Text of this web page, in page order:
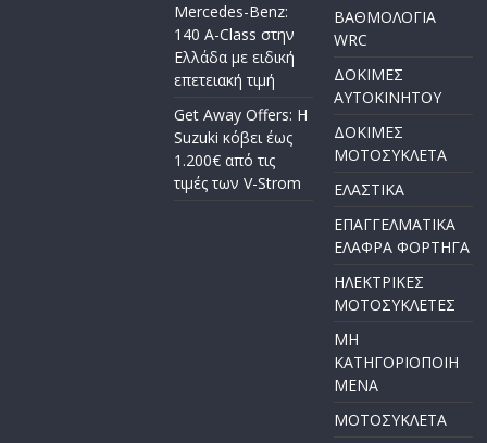
Mercedes-Benz:
140 A-Class στην
Ελλάδα με ειδική
επετειακή τιμή
Get Away Offers: Η
Suzuki κόβει έως
1.200€ από τις
τιμές των V-Strom
ΒΑΘΜΟΛΟΓΙΑ
WRC
ΔΟΚΙΜΕΣ
ΑΥΤΟΚΙΝΗΤΟΥ
ΔΟΚΙΜΕΣ
ΜΟΤΟΣΥΚΛΕΤΑ
ΕΛΑΣΤΙΚΑ
ΕΠΑΓΓΕΛΜΑΤΙΚΑ
ΕΛΑΦΡΑ ΦΟΡΤΗΓΑ
ΗΛΕΚΤΡΙΚΕΣ
ΜΟΤΟΣΥΚΛΕΤΕΣ
ΜΗ
ΚΑΤΗΓΟΡΙΟΠΟΙΗ
ΜΕΝΑ
ΜΟΤΟΣΥΚΛΕΤΑ